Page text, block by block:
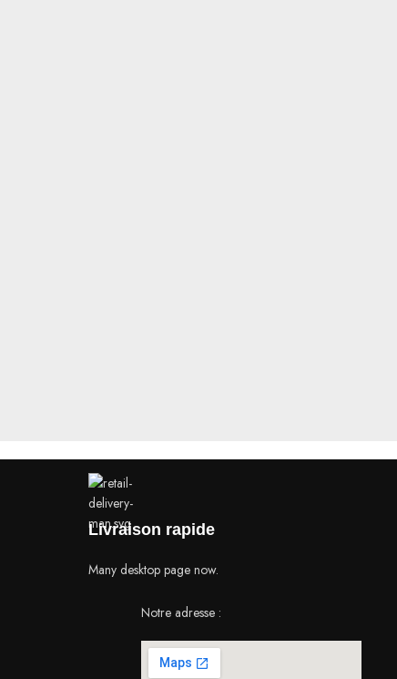
Livraison rapide
Many desktop page now.
Notre adresse :